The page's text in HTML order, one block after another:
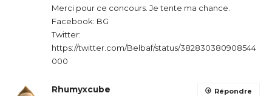
Merci pour ce concours. Je tente ma chance.
Facebook: BG
Twitter:
https://twitter.com/Belbaf/status/382830380908544
000
Rhumyxcube Répondre